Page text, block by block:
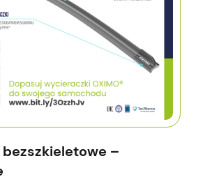
–